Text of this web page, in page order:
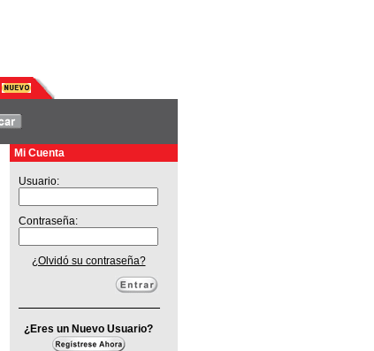
Mi Cuenta
Usuario:
Contraseña:
¿Olvidó su contraseña?
¿Eres un Nuevo Usuario?